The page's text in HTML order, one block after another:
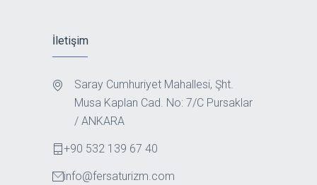
İletişim
Saray Cumhuriyet Mahallesi, Şht.
Musa Kaplan Cad. No: 7/C Pursaklar
/ ANKARA
+90 532 139 67 40
info@fersaturizm.com